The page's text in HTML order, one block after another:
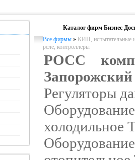
Каталог фирм Бизнес
Все фирмы » КИП, испытательные
реле, контроллеры
РОСС
Регуляторы
Оборудование
Оборудование